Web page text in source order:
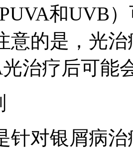
和UVB
意的是，光
治疗后可能
针对银屑病